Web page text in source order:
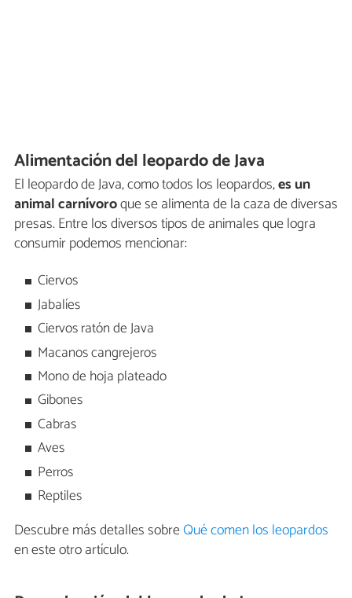
Alimentación del leopardo de Java
El leopardo de Java, como todos los leopardos,es un
animal carnívoroque se alimenta de la caza de diversas
presas. Entre los diversos tipos de animales que logra
consumir podemos mencionar:
Ciervos
Jabalíes
Ciervos ratón de Java
Macanos cangrejeros
Mono de hoja plateado
Gibones
Cabras
Aves
Perros
Reptiles
Descubre más detalles sobreQué comen los leopardos
en este otro artículo.